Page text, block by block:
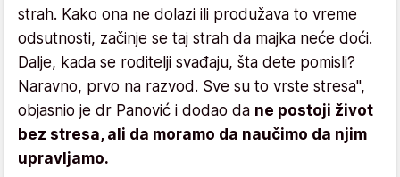
strah. Kako ona ne dolazi ili produžava to vreme
odsutnosti, začinje se taj strah da majka neće doći.
Dalje, kada se roditelji svađaju, šta dete pomisli?
Naravno, prvo na razvod. Sve su to vrste stresa",
objasnio je dr Panović i dodao da ne postoji život
bez stresa, ali da moramo da naučimo da njim
upravljamo.